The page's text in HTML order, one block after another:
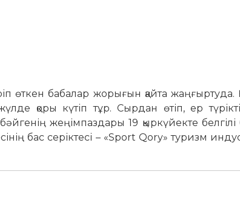
өткен бабалар жорығын қайта жаңғыртуда.
қоры күтіп тұр. Сырдан өтіп, ер
жеңімпаздары 19 қыркүйекте
бас серіктесі – «Sport Qory» туризм